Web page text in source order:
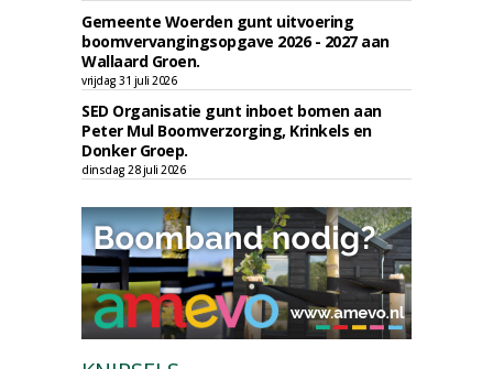
Gemeente Woerden gunt uitvoering
boomvervangingsopgave 2026 - 2027 aan
Wallaard Groen.
vrijdag 31 juli 2026
SED Organisatie gunt inboet bomen aan
Peter Mul Boomverzorging, Krinkels en
Donker Groep.
dinsdag 28 juli 2026